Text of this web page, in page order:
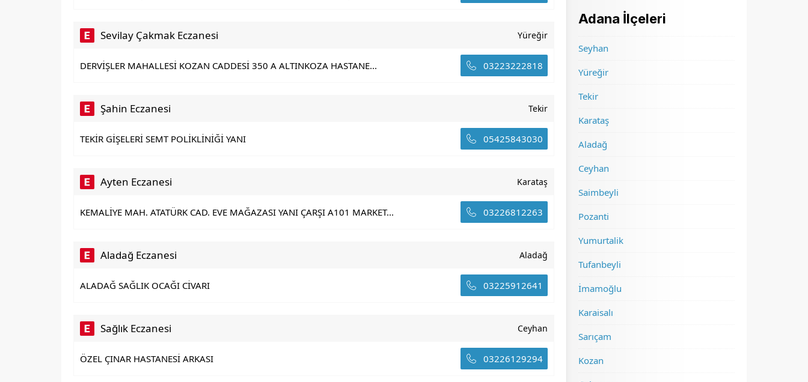
Sevilay Çakmak Eczanesi Yüreğir
DERVİŞLER MAHALLESİ KOZAN CADDESİ 350 A ALTINKOZA HASTANE... 03223222818
Şahin Eczanesi Tekir
TEKİR GİŞELERİ SEMT POLİKLİNİĞİ YANI 05425843030
Ayten Eczanesi Karataş
KEMALİYE MAH. ATATÜRK CAD. EVE MAĞAZASI YANI ÇARŞI A101 MARKET... 03226812263
Aladağ Eczanesi Aladağ
ALADAĞ SAĞLIK OCAĞI CİVARI 03225912641
Sağlık Eczanesi Ceyhan
ÖZEL ÇINAR HASTANESİ ARKASI 03226129294
Adana İlçeleri
Seyhan
Yüreğir
Tekir
Karataş
Aladağ
Ceyhan
Saimbeyli
Pozanti
Yumurtalik
Tufanbeyli
İmamoğlu
Karaisalı
Sarıçam
Kozan